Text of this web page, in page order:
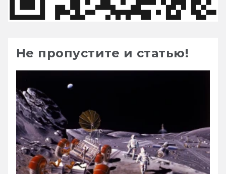
Не пропустите и статью!